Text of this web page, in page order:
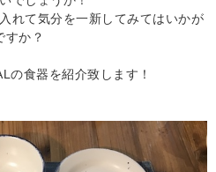
れて気分を一新してみてはいかが
すか？
の食器を紹介致します！